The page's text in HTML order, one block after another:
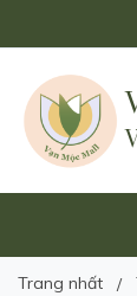
Trang nhất